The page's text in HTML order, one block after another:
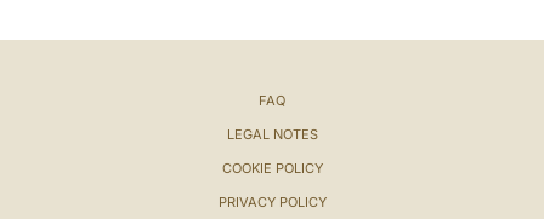
FAQ
LEGAL NOTES
COOKIE POLICY
PRIVACY POLICY